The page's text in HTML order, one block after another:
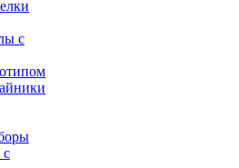
с